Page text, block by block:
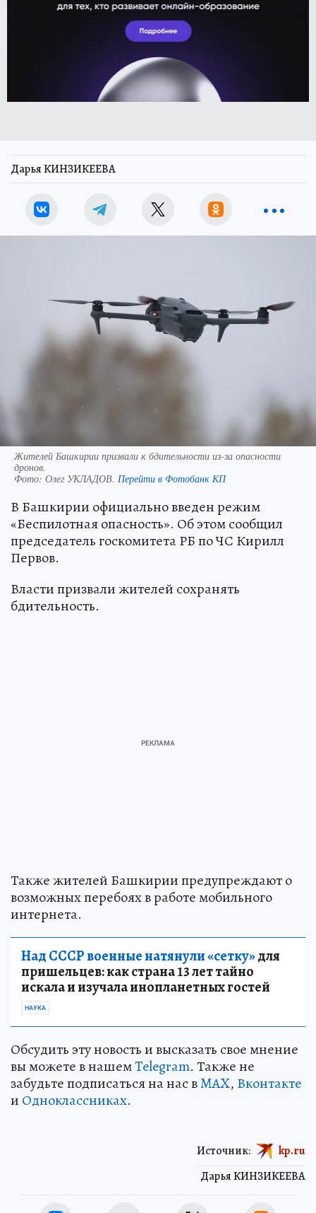
Дарья КИНЗИКЕЕВА
Жителей Башкирии призвали к бдительности из-за опасности
дронов.
Фото: Олег УКЛАДОВ. Перейти в Фотобанк КП
В Башкирии официально введен режим
«Беспилотная опасность». Об этом сообщил
председатель госкомитета РБ по ЧС Кирилл
Первов.
Власти призвали жителей сохранять
бдительность.
Также жителей Башкирии предупреждают о
возможных перебоях в работе мобильного
интернета.
Над СССР военные натянули «сетку»для
пришельцев: как страна 13 лет тайно
искала и изучала инопланетных гостей
НАУКА
Обсудить эту новость и высказать свое мнение
вы можете в нашемTelegram. Также не
забудьте подписаться на нас вMAX, Вконтакте
и Одноклассниках.
Дарья КИНЗИКЕЕВА
Источник: kp.ru